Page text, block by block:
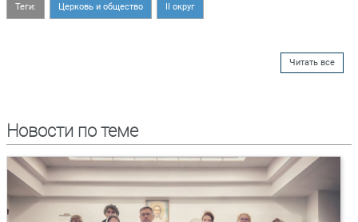
Теги: Церковь и общество II округ
Читать все
Новости по теме